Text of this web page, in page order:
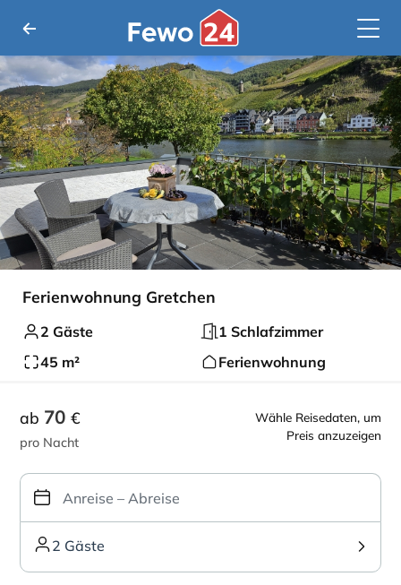
Ferienwohnung Gretchen
2 Gäste
1 Schlafzimmer
45 m²
Ferienwohnung
Wähle Reisedaten, um
Preis anzuzeigen
ab 70 €
pro Nacht
2 Gäste